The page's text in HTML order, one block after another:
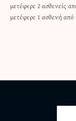
μετέφερε 2 ασθενείς
μετέφερε 1 ασθενή